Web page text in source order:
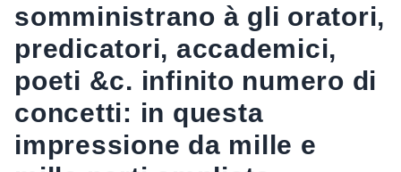
somministrano à gli oratori,
predicatori, accademici,
poeti &c. infinito numero di
concetti: in questa
impressione da mille e